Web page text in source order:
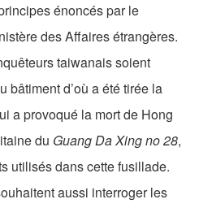
énoncés par le
des Affaires étrangères.
taiwanais soient
bâtiment d’où a été tirée la
a provoqué la mort de Hong
du Guang Da Xing no 28,
utilisés dans cette fusillade.
aussi interroger les